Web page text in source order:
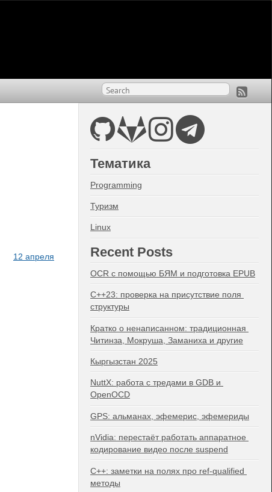
12 апреля
Тематика
Programming
Туризм
Linux
Recent Posts
OCR с помощью БЯМ и подготовка EPUB
C++23: проверка на присутствие поля
структуры
Кратко о ненаписанном: традиционная
Читинза, Мокруша, Заманиха и другие
Кыргызстан 2025
NuttX: работа с тредами в GDB и
OpenOCD
GPS: альманах, эфемерис, эфемериды
nVidia: перестаёт работать аппаратное
кодирование видео после suspend
C++: заметки на полях про ref-qualified
методы